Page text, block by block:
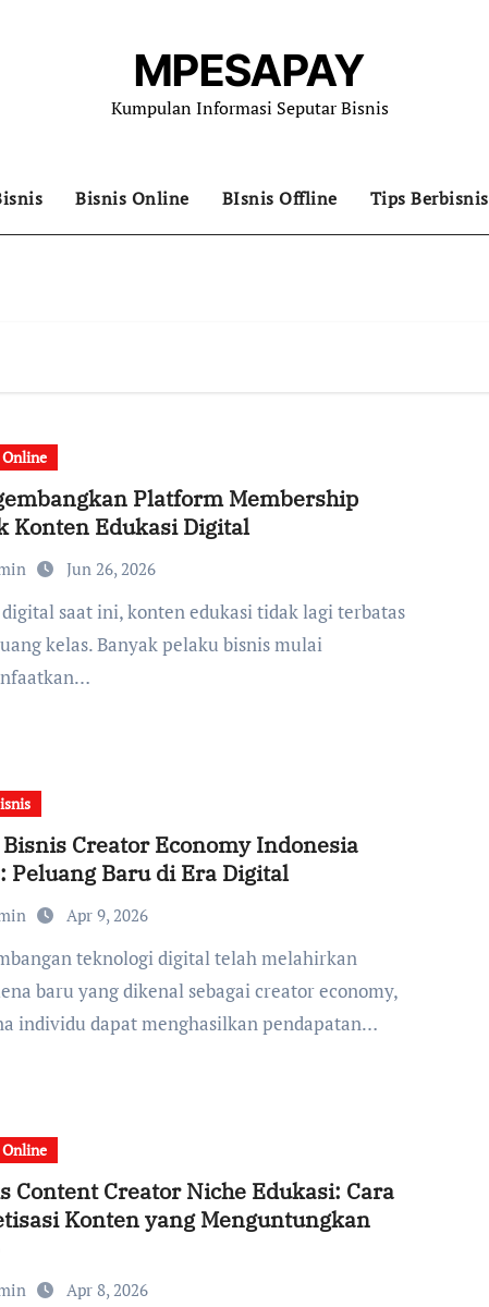
MPESAPAY
Kumpulan Informasi Seputar Bisnis
Bisnis Online BIsnis Offline Tips Berbisnis
Platform Membership
Konten Edukasi Digital
Jun 26, 2026
kelas. Banyak pelaku bisnis mulai
Creator Economy Indonesia
Peluang Baru di Era Digital
Apr 9, 2026
baru yang dikenal sebagai creator economy,
individu dapat menghasilkan pendapatan…
Content Creator Niche Edukasi: Cara
Konten yang Menguntungkan
Apr 8, 2026